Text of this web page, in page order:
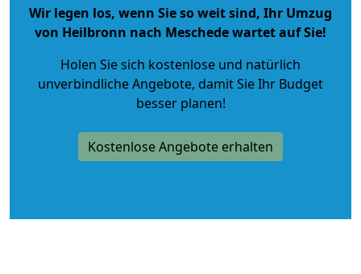
Wir legen los, wenn Sie so weit sind, Ihr Umzug
von Heilbronn nach Meschede wartet auf Sie!
Holen Sie sich kostenlose und natürlich
unverbindliche Angebote, damit Sie Ihr Budget
besser planen!
Kostenlose Angebote erhalten